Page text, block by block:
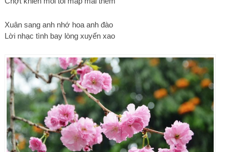
Xuân sang anh nhớ hoa anh đào
Lời nhạc tình bay lòng xuyến xao